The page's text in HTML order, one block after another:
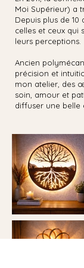
Moi Supérieur) a
Depuis plus de 10
celles et ceux qui
leurs perceptions.
Ancien
précision et
mon atelier, des
soin, amour et
diffuser une belle